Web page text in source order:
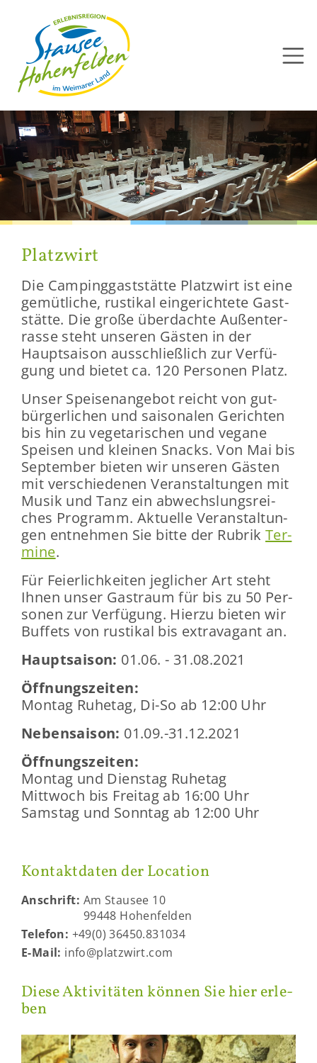
Platz­wirt
Die Cam­ping­gast­stät­te Platz­wirt ist eine
ge­müt­li­che, rus­ti­kal ein­ge­rich­te­te Gast­
stät­te. Die große über­dach­te Au­ßen­ter­
ras­se steht un­se­ren Gäs­ten in der
Haupt­sai­son aus­schließ­lich zur Ver­fü­
gung und bie­tet ca. 120 Per­so­nen Platz.
Unser Spei­sen­an­ge­bot reicht von gut­
bür­ger­li­chen und sai­so­na­len Ge­rich­ten
bis hin zu ve­ge­ta­ri­schen und ve­ga­ne
Spei­sen und klei­nen Snacks. Von Mai bis
Sep­tem­ber bie­ten wir un­se­ren Gäs­ten
mit ver­schie­de­nen Ver­an­stal­tun­gen mit
Musik und Tanz ein ab­wechs­lungs­rei­
ches Pro­gramm. Ak­tu­el­le Ver­an­stal­tun­
gen ent­neh­men Sie bitte der Ru­brik Ter­
mi­ne.
Für Fei­er­lich­kei­ten jeg­li­cher Art steht
Ihnen unser Gast­raum für bis zu 50 Per­
so­nen zur Ver­fü­gung. Hier­zu bie­ten wir
Buf­fets von rus­ti­kal bis ex­tra­va­gant an.
Haupt­sai­son: 01.06. - 31.08.2021
Öff­nungs­zei­ten:
Mon­tag Ru­he­tag, Di-So ab 12:00 Uhr
Ne­ben­sai­son: 01.09.-31.12.2021
Öff­nungs­zei­ten:
Mon­tag und Diens­tag Ru­he­tag
Mitt­woch bis Frei­tag ab 16:00 Uhr
Sams­tag und Sonn­tag ab 12:00 Uhr
Kon­takt­da­ten der Lo­ca­ti­on
An­schrift: Am Stau­see 10
99448 Ho­hen­fel­den
Te­le­fon: +49(0) 36450.831034
E-​Mail: info@platz­wirt.com
Diese Ak­ti­vi­tä­ten kön­nen Sie hier er­le­
ben